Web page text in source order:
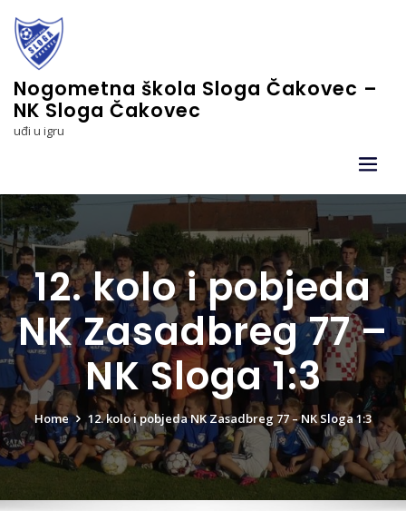
content
Nogometna škola Sloga Čakovec –
NK Sloga Čakovec
uđi u igru
12. kolo i pobjeda
NK Zasadbreg 77 –
NK Sloga 1:3
Home 12. kolo i pobjeda NK Zasadbreg 77 – NK Sloga 1:3